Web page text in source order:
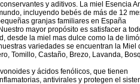
y aditivos. La miel Esencia
incluyendo bebés de más de 12
granjas familiares en España
mayor propósito es satisfacer a
desde la miel mas dulce como la de
variedades se encuentran la Miel
Tomillo, Castaño, Brezo, Lavanda,
y ácidos fenólicos, que tienen
antivirales y protegen el